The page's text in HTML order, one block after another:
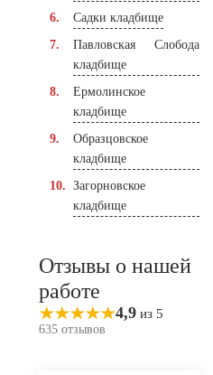
Садки кладбище
Павловская Слобода
кладбище
Ермолинское
кладбище
Образцовское
кладбище
Загорновское
кладбище
Отзывы о нашей
работе
4,9 из 5
635 отзывов